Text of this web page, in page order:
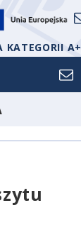
KATEGORII A+